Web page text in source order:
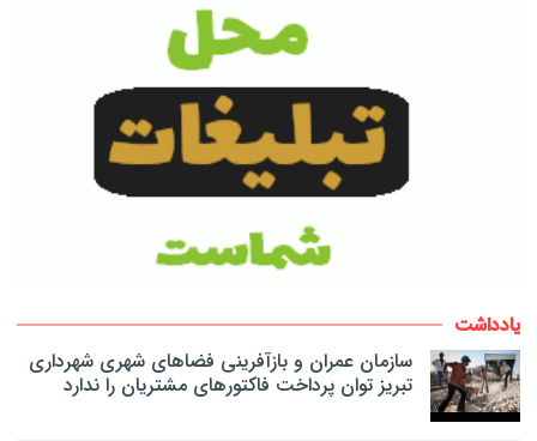
یادداشت
سازمان عمران و بازآفرینی فضاهای شهری شهرداری
تبریز توان پرداخت فاکتورهای مشتریان را ندارد